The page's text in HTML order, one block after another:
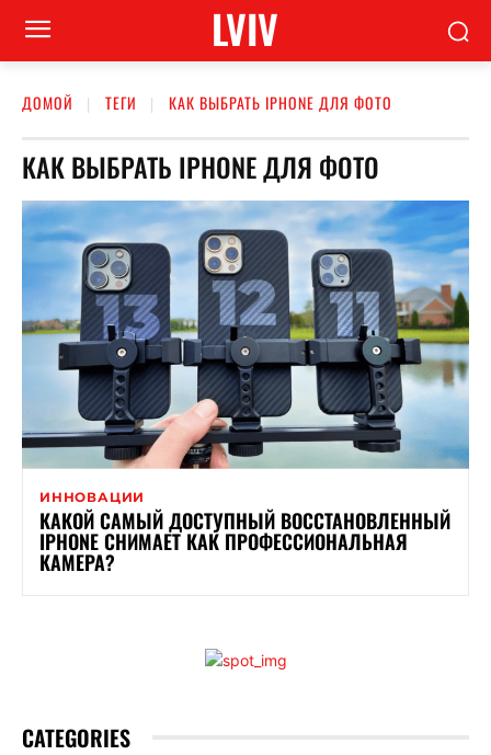
LVIV
ДОМОЙ ТЕГИ КАК ВЫБРАТЬ IPHONE ДЛЯ ФОТО
КАК ВЫБРАТЬ IPHONE ДЛЯ ФОТО
ИННОВАЦИИ
КАКОЙ САМЫЙ ДОСТУПНЫЙ ВОССТАНОВЛЕННЫЙ
IPHONE СНИМАЕТ КАК ПРОФЕССИОНАЛЬНАЯ
КАМЕРА?
CATEGORIES